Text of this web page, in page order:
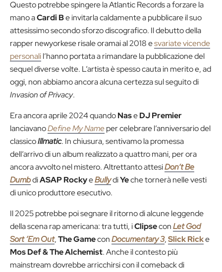
Questo potrebbe spingere la Atlantic Records a forzare la
mano aCardi Be invitarla caldamente a pubblicare il suo
attesissimo secondo sforzo discografico. Il debutto della
rapper newyorkese risale oramai al 2018 esvariate vicende
personalil’hanno portata a rimandare la pubblicazione del
sequel diverse volte. L’artista è spesso cauta in merito e, ad
oggi, non abbiamo ancora alcuna certezza sul seguito di
Invasion of Privacy.
Era ancora aprile 2024 quandoNaseDJ Premier
lanciavanoDefine My Nameper celebrare l’anniversario del
classicoIllmatic. In chiusura, sentivamo la promessa
dell’arrivo di un album realizzato a quattro mani, per ora
ancora avvolto nel mistero. Altrettanto attesiDon’t Be
DumbdiASAP RockyeBullydiYeche tornerà nelle vesti
di unico produttore esecutivo.
Il 2025 potrebbe poi segnare il ritorno di alcune leggende
della scena rap americana: tra tutti, iClipseconLet God
Sort ‘Em Out,The GameconDocumentary 3,Slick Ricke
Mos Def & The Alchemist. Anche il contesto più
mainstream dovrebbe arricchirsi con il comeback di